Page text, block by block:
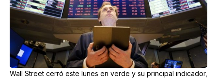
Wall Street cerró este lunes en verde y su principal indicador,